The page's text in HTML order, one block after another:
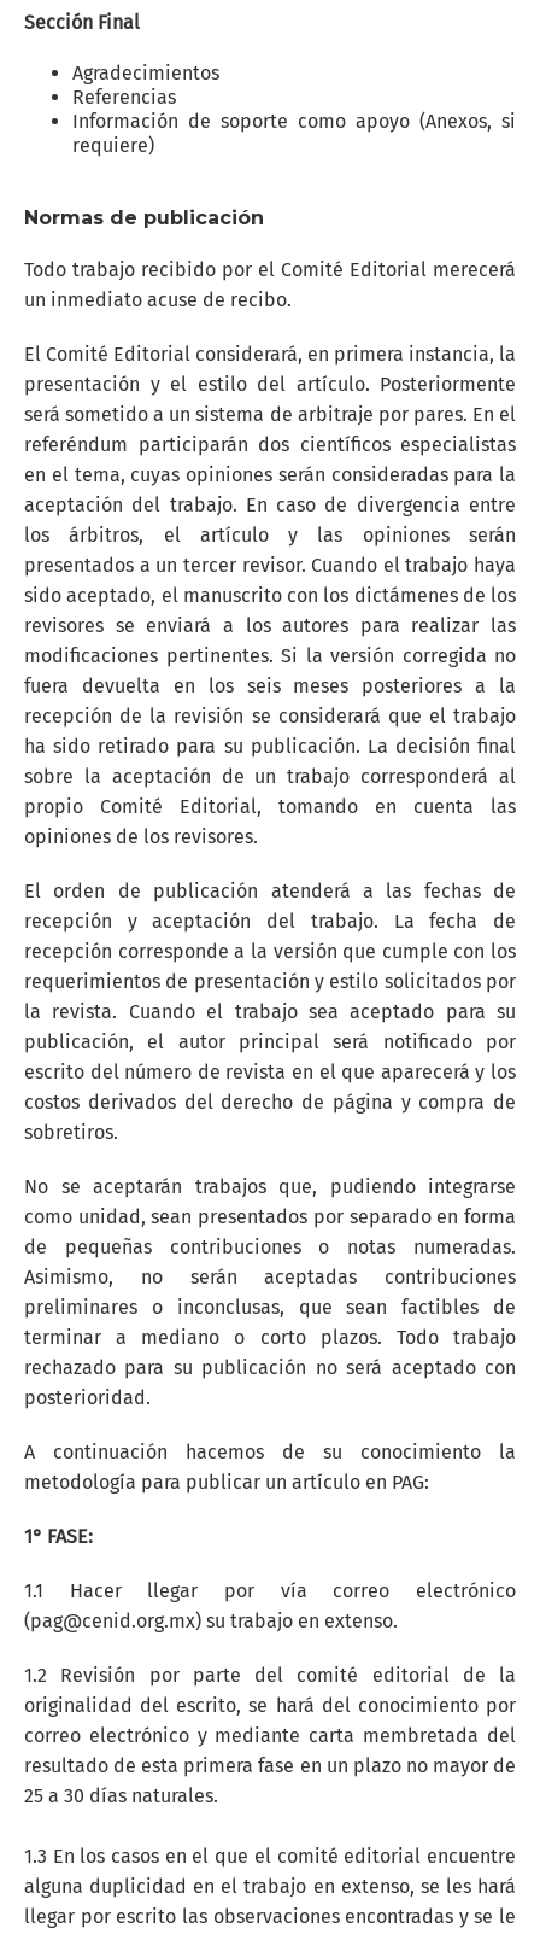
Sección Final
Agradecimientos
Referencias
Información de soporte como apoyo (Anexos, si
requiere)
Normas de publicación
Todo trabajo recibido por el Comité Editorial merecerá
un inmediato acuse de recibo.
El Comité Editorial considerará, en primera instancia, la
presentación y el estilo del artículo. Posteriormente
será sometido a un sistema de arbitraje por pares. En el
referéndum participarán dos científicos especialistas
en el tema, cuyas opiniones serán consideradas para la
aceptación del trabajo. En caso de divergencia entre
los árbitros, el artículo y las opiniones serán
presentados a un tercer revisor. Cuando el trabajo haya
sido aceptado, el manuscrito con los dictámenes de los
revisores se enviará a los autores para realizar las
modificaciones pertinentes. Si la versión corregida no
fuera devuelta en los seis meses posteriores a la
recepción de la revisión se considerará que el trabajo
ha sido retirado para su publicación. La decisión final
sobre la aceptación de un trabajo corresponderá al
propio Comité Editorial, tomando en cuenta las
opiniones de los revisores.
El orden de publicación atenderá a las fechas de
recepción y aceptación del trabajo. La fecha de
recepción corresponde a la versión que cumple con los
requerimientos de presentación y estilo solicitados por
la revista. Cuando el trabajo sea aceptado para su
publicación, el autor principal será notificado por
escrito del número de revista en el que aparecerá y los
costos derivados del derecho de página y compra de
sobretiros.
No se aceptarán trabajos que, pudiendo integrarse
como unidad, sean presentados por separado en forma
de pequeñas contribuciones o notas numeradas.
Asimismo, no serán aceptadas contribuciones
preliminares o inconclusas, que sean factibles de
terminar a mediano o corto plazos. Todo trabajo
rechazado para su publicación no será aceptado con
posterioridad.
A continuación hacemos de su conocimiento la
metodología para publicar un artículo en PAG:
1° FASE:
1.1 Hacer llegar por vía correo electrónico
(pag@cenid.org.mx) su trabajo en extenso.
1.2 Revisión por parte del comité editorial de la
originalidad del escrito, se hará del conocimiento por
correo electrónico y mediante carta membretada del
resultado de esta primera fase en un plazo no mayor de
25 a 30 días naturales.
1.3 En los casos en el que el comité editorial encuentre
alguna duplicidad en el trabajo en extenso, se les hará
llegar por escrito las observaciones encontradas y se le